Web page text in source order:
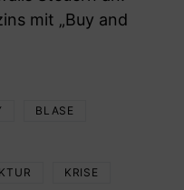
mit „Buy and
BLASE
KRISE